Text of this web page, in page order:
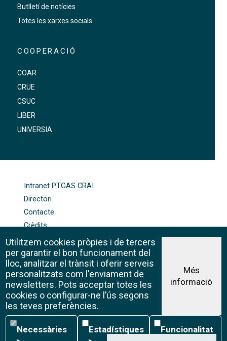
Butlletí de notícies
Totes les xarxes socials
COOPERACIÓ
COAR
CRUE
CSUC
LIBER
UNIVERSIA
Intranet PTGAS CRAI
Directori
Contacte
Crèdits
Mapa web
Política de galetes
Avís legal
©CRAI Universitat de Barcelona
Creative Commons 4.0
Utilitzem cookies pròpies i de tercers
per garantir el bon funcionament del
lloc, analitzar el trànsit i oferir serveis
personalitzats com l'enviament de
newsletters. Pots acceptar totes les
cookies o configurar-ne l’ús segons
les teves preferències.
Més
informació
Necessàries
Necessàries
Estadístiques
Estadístiques
Funcionalitat
Funcionalitat